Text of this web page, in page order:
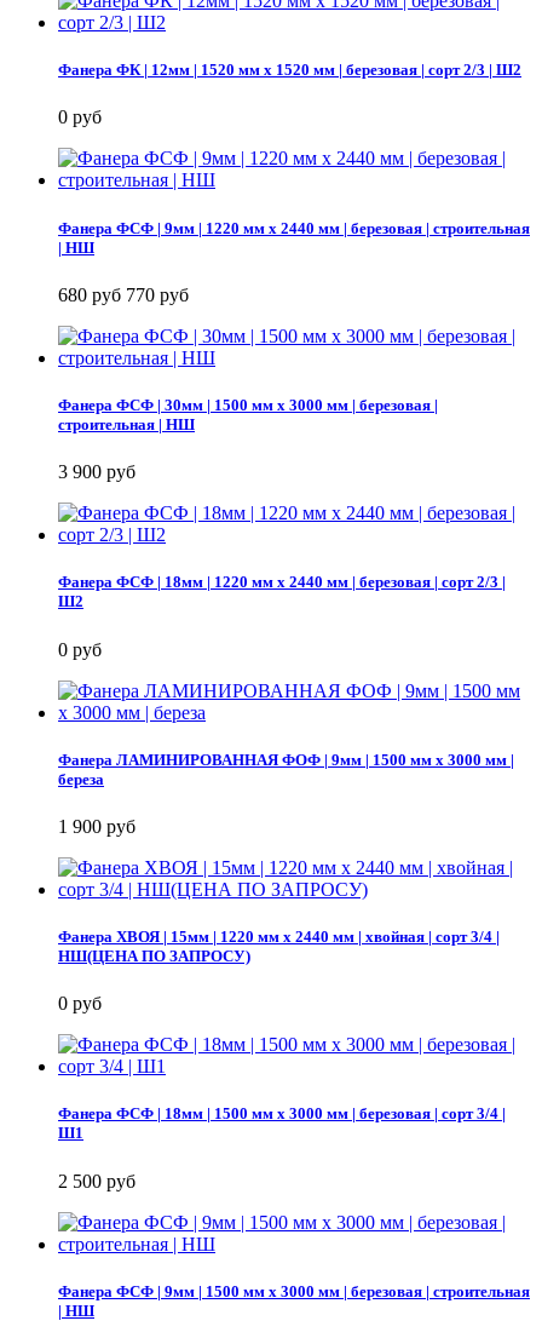
Фанера ФК | 12мм | 1520 мм х 1520 мм | березовая | сорт 2/3 | Ш2
0 руб
Фанера ФСФ | 9мм | 1220 мм х 2440 мм | березовая | строительная
| НШ
680 руб 770 руб
Фанера ФСФ | 30мм | 1500 мм х 3000 мм | березовая |
строительная | НШ
3 900 руб
Фанера ФСФ | 18мм | 1220 мм х 2440 мм | березовая | сорт 2/3 |
Ш2
0 руб
Фанера ЛАМИНИРОВАННАЯ ФОФ | 9мм | 1500 мм х 3000 мм |
береза
1 900 руб
Фанера ХВОЯ | 15мм | 1220 мм х 2440 мм | хвойная | сорт 3/4 |
НШ(ЦЕНА ПО ЗАПРОСУ)
0 руб
Фанера ФСФ | 18мм | 1500 мм х 3000 мм | березовая | сорт 3/4 |
Ш1
2 500 руб
Фанера ФСФ | 9мм | 1500 мм х 3000 мм | березовая | строительная
| НШ